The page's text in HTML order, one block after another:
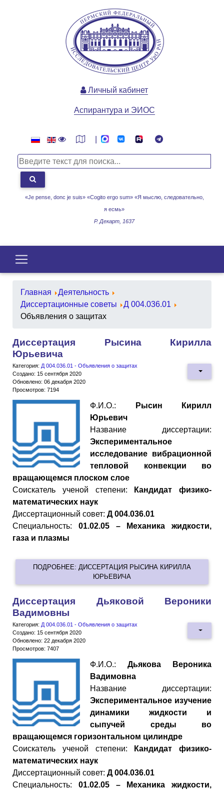
«Je pense, donc je suis» «Cogito ergo sum» «Я мыслю, следовательно,
я есмь»
Р. Декарт, 1637
Личный кабинет
Аспирантура и ЭИОС
Главная
Деятельность
Диссертационные советы
Д 004.036.01
Объявления о защитах
Диссертация Рысина Кирилла
Юрьевича
Категория: Д 004.036.01 - Объявления о защитах
Создано: 15 сентября 2020
Обновлено: 06 декабря 2020
Просмотров: 7194
Ф.И.О.:
Рысин Кирилл
Юрьевич
Название диссертации:
Экспериментальное
исследование вибрационной
тепловой конвекции во
вращающемся плоском слое
Cоискатель ученой степени:
Кандидат физико-
математических наук
Диссертационный совет: Д 004.036.01
Специальность: 01.02.05 – Механика жидкости,
газа и плазмы
ПОДРОБНЕЕ: ДИССЕРТАЦИЯ РЫСИНА КИРИЛЛА
ЮРЬЕВИЧА
Диссертация Дьяковой Вероники
Вадимовны
Категория: Д 004.036.01 - Объявления о защитах
Создано: 15 сентября 2020
Обновлено: 22 декабря 2020
Просмотров: 7407
Ф.И.О.: Дьякова Вероника
Вадимовна
Название диссертации:
Экспериментальное изучение
динамики жидкости и
сыпучей среды во
вращающемся горизонтальном цилиндре
Cоискатель ученой степени:
Кандидат физико-
математических наук
Диссертационный совет: Д 004.036.01
Специальность: 01.02.05 – Механика жидкости,